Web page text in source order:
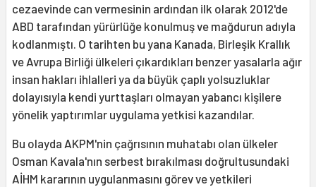
cezaevinde can vermesinin ardından ilk olarak 2012'de
ABD tarafından yürürlüğe konulmuş ve mağdurun adıyla
kodlanmıştı. O tarihten bu yana Kanada, Birleşik Krallık
ve Avrupa Birliği ülkeleri çıkardıkları benzer yasalarla ağır
insan hakları ihlalleri ya da büyük çaplı yolsuzluklar
dolayısıyla kendi yurttaşları olmayan yabancı kişilere
yönelik yaptırımlar uygulama yetkisi kazandılar.
Bu olayda AKPM'nin çağrısının muhatabı olan ülkeler
Osman Kavala'nın serbest bırakılması doğrultusundaki
AİHM kararının uygulanmasını görev ve yetkileri